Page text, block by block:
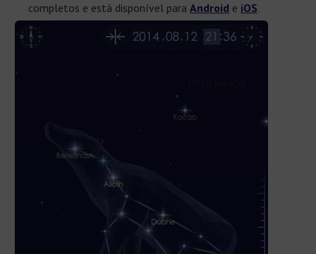
completos e está disponível para Android e iOS.